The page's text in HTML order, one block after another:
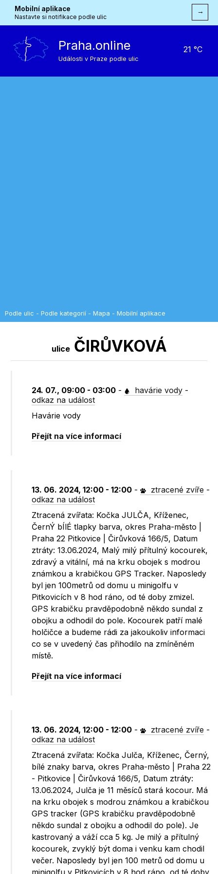
Mobilní aplikace
Nastavte si notifikace podle ulic
→
Praha.online
Události v Praze podle ulic
21 °C
Podle ulic - Podle kategorií - Mapa - Mobilní aplikace
uliceČIRŮVKOVÁ
24. 07., 09:00 - 03:00 - havárie vody -
odkaz na událost
Havárie vody
Přejít na více informací
13. 06. 2024, 12:00 - 12:00 - ztracené zvíře -
odkaz na událost
Ztracená zvířata: Kočka JULČA, Kříženec,
ČernÝ bÍlÉ tlapky barva, okres Praha-město |
Praha 22 Pitkovice | Čirůvková 166/5, Datum
ztráty: 13.06.2024, Malý milý přítulný kocourek,
zdravý a vitální, má na krku obojek s modrou
známkou a krabičkou GPS Tracker. Naposledy
byl jen 100metrů od domu u minigolfu v
Pitkovicích v 8 hod ráno, od té doby zmizel.
GPS krabičku pravděpodobně někdo sundal z
obojku a odhodil do pole. Kocourek patří malé
holčičce a budeme rádi za jakoukoliv informaci
co se v uvedený čas přihodilo na zmíněném
místě.
Přejít na více informací
13. 06. 2024, 12:00 - 12:00 - ztracené zvíře -
odkaz na událost
Ztracená zvířata: Kočka Julča, Kříženec, Černý,
bílé znaky barva, okres Praha-město | Praha 22
- Pitkovice | Čirůvková 166/5, Datum ztráty:
13.06.2024, Julča je 11 měsíců stará kocour. Má
na krku obojek s modrou známkou a krabičkou
GPS tracker (GPS krabičku pravděpodobně
někdo sundal z obojku a odhodil do pole). Je
kastrovaný a váží cca 5 kg. Je milý a přítulný
kocourek, zvyklý být doma i venku kam chodil
večer. Naposledy byl jen 100 metrů od domu u
minigolfu v Pitkovicích v 8 hod ráno, od té doby